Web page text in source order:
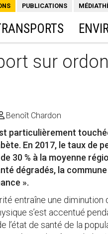
PUBLICATIONS
sur
Benoît Chardon
particulièrement
En 2017, le taux de
30 % à la moyenne
dégradés, la
».
entraîne une diminution
s’est accentué
l’état de santé de la